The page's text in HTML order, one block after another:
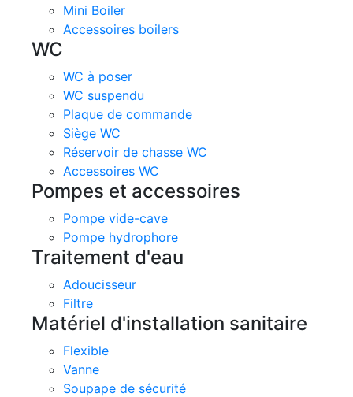
Mini Boiler
Accessoires boilers
WC
WC à poser
WC suspendu
Plaque de commande
Siège WC
Réservoir de chasse WC
Accessoires WC
Pompes et accessoires
Pompe vide-cave
Pompe hydrophore
Traitement d'eau
Adoucisseur
Filtre
Matériel d'installation sanitaire
Flexible
Vanne
Soupape de sécurité